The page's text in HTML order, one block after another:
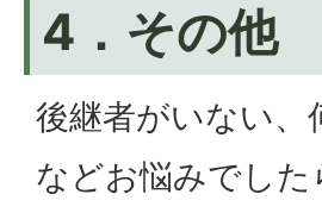
4．その他
後継者がいない
などお悩みでした